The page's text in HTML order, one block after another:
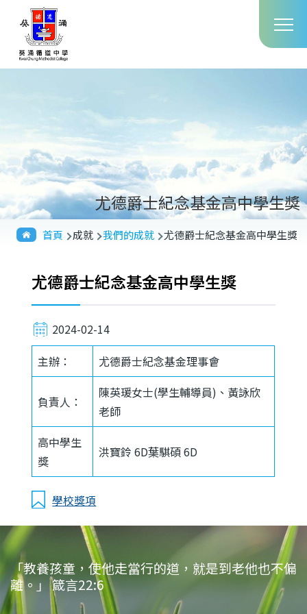
移至主內容
尤德爵士紀念基金高中學生獎
導
首頁 成就 我們的成就 尤德爵士紀念基金高中學生獎
尤德爵士紀念基金高中學生獎
2024-02-14
主辦：
尤德爵士紀念基金理事會
負責人：
陳英瑗女士(學生輔導員)、黃詠欣
老師
高中學生
獎
洪寶鈴 6D葉騏碩 6D
學校獎項
「教養孩童，使他走當行的道，就是到老他也不偏
離。」 箴言22:6